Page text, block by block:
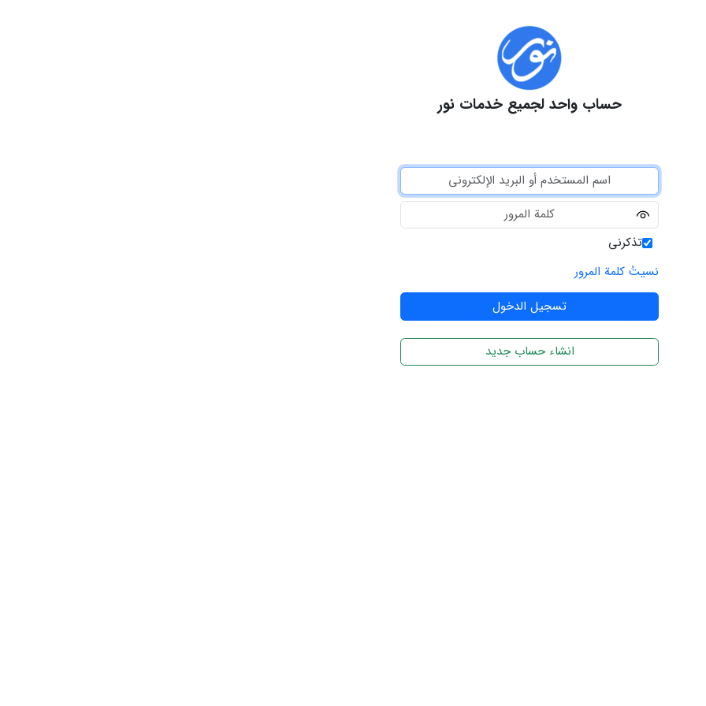
حساب واحد لجميع خدمات نور
تذكرني
نسيتُ كلمة المرور
انشاء حساب جديد